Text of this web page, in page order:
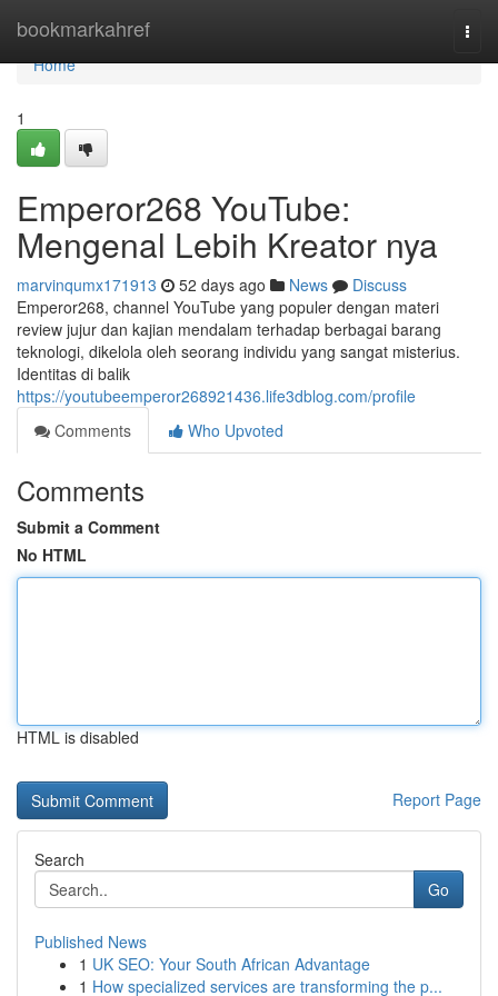
bookmarkahref
Home
Home
1
Emperor268 YouTube:
Mengenal Lebih Kreator nya
marvinqumx171913 52 days ago News
Discuss
Emperor268, channel YouTube yang populer dengan materi
review jujur dan kajian mendalam terhadap berbagai barang
teknologi, dikelola oleh seorang individu yang sangat misterius.
Identitas di balik
https://youtubeemperor268921436.life3dblog.com/profile
Comments
Who Upvoted
Comments
Submit a Comment
No HTML
HTML is disabled
Report Page
Search
Go
Published News
1 UK SEO: Your South African Advantage
1 How specialized services are transforming the p...